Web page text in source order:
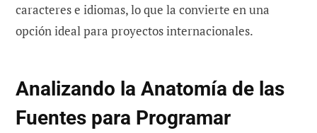
caracteres e idiomas, lo que la convierte en una
opción ideal para proyectos internacionales.
Analizando la Anatomía de las
Fuentes para Programar